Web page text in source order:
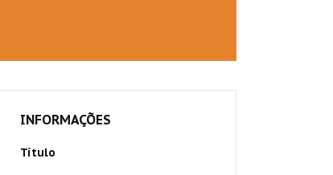
INFORMAÇÕES
Título